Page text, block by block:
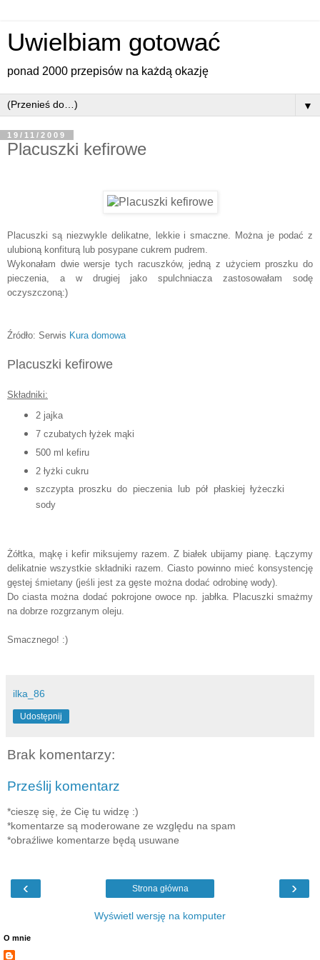
Uwielbiam gotować
ponad 2000 przepisów na każdą okazję
▼
19/11/2009
Placuszki kefirowe
Placuszki są niezwykle delikatne, lekkie i smaczne. Można je podać z
ulubioną konfiturą lub posypane cukrem pudrem.
Wykonałam dwie wersje tych racuszków, jedną z użyciem proszku do
pieczenia, a w drugiej jako spulchniacza zastosowałam sodę
oczyszczoną:)
Źródło: Serwis Kura domowa
Placuszki kefirowe
Składniki:
2 jajka
7 czubatych łyżek mąki
500 ml kefiru
2 łyżki cukru
szczypta proszku do pieczenia lub pół płaskiej łyżeczki
sody
Żółtka, mąkę i kefir miksujemy razem. Z białek ubijamy pianę. Łączymy
delikatnie wszystkie składniki razem. Ciasto powinno mieć konsystencję
gęstej śmietany (jeśli jest za gęste można dodać odrobinę wody).
Do ciasta można dodać pokrojone owoce np. jabłka. Placuszki smażmy
na dobrze rozgrzanym oleju.
Smacznego! :)
ilka_86
Udostępnij
Brak komentarzy:
Prześlij komentarz
*cieszę się, że Cię tu widzę :)
*komentarze są moderowane ze względu na spam
*obraźliwe komentarze będą usuwane
‹ ›
Strona główna
Wyświetl wersję na komputer
O mnie